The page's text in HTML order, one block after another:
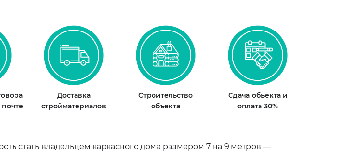
Доставка
стройматериалов
Строительство
объекта
Сдача объекта и
оплата 30%
стать владельцем каркасного дома размером 7 на 9 метров —